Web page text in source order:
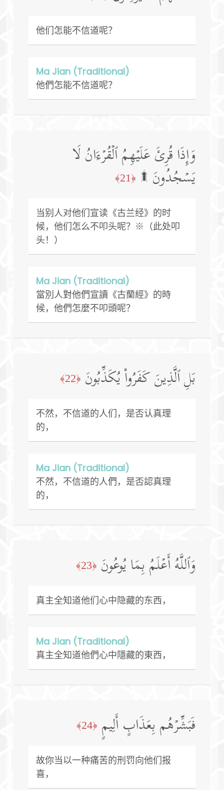
他们怎能不信道呢？
Ma Jian (Traditional)
他們怎能不信道呢？
وَإِذَا قُرِئَ عَلَیۡهِمُ ٱلۡقُرۡءَانُ لَا
یَسۡجُدُونَ ۩ ﴿21﴾
当别人对他们宣读《古兰经》的时
候，他们怎么不叩头呢？※（此处叩
头！）
Ma Jian (Traditional)
當別人對他們宣讀《古蘭經》的時
候，他們怎麼不叩頭呢？
بَلِ ٱلَّذِینَ كَفَرُوا۟ یُكَذِّبُونَ ﴿22﴾
不然，不信道的人们，是否认真理
的，
Ma Jian (Traditional)
不然，不信道的人們，是否認真理
的，
وَٱللَّهُ أَعۡلَمُ بِمَا یُوعُونَ ﴿23﴾
真主全知道他们心中隐藏的东西，
Ma Jian (Traditional)
真主全知道他們心中隱藏的東西，
فَبَشِّرۡهُم بِعَذَابٍ أَلِیمٍ ﴿24﴾
故你当以一种痛苦的刑罚向他们报
喜，